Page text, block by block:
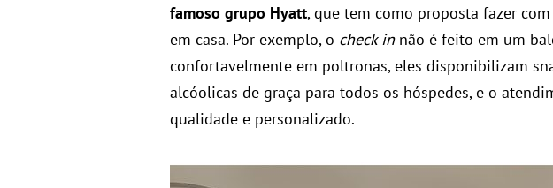
famoso grupo Hyatt, que tem como proposta fazer
em casa. Por exemplo, o check innão é feito em um
confortavelmente em poltronas, eles disponibilizam
alcóolicas de graça para todos os hóspedes, e o
qualidade e personalizado.